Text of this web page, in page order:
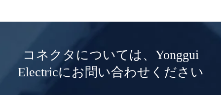
コネクタについては、Yonggui
Electricにお問い合わせください